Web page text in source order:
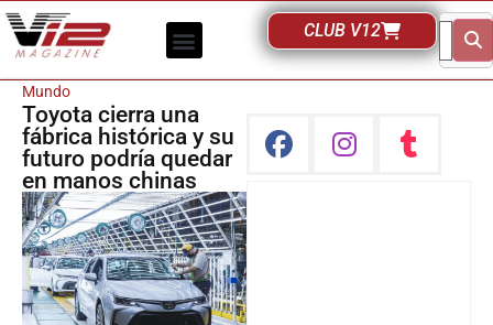
CLUB V12
Mundo
Toyota cierra una
fábrica histórica y su
futuro podría quedar
en manos chinas